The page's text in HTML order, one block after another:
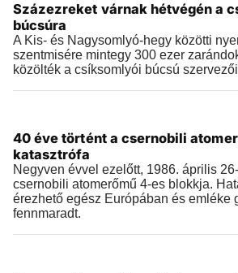
2026.05.20 |16:17
Százezreket várnak hétvégén a
búcsúra
A Kis- és Nagysomlyó-hegy közötti
szentmisére mintegy 300 ezer
közölték a csíksomlyói búcsú
2026.04.26 |09:39
40 éve történt a csernobili
katasztrófa
Negyven évvel ezelőtt, 1986. április
csernobili atomerőmű 4-es blokkja.
érezhető egész Európában és emléke
fennmaradt.